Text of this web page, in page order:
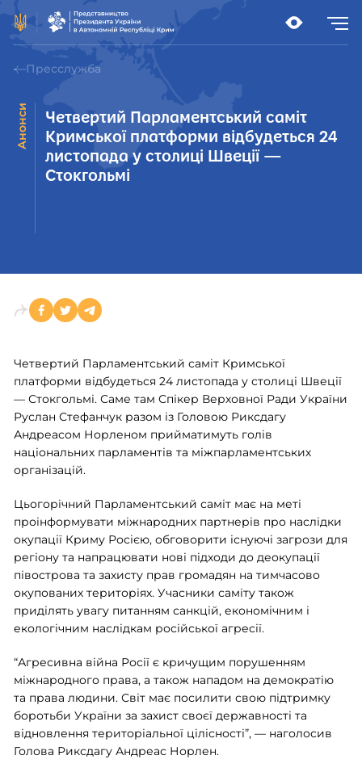
Пресслужба
Анонси
Четвертий Парламентський саміт
Кримської платформи відбудеться 24
листопада у столиці Швеції —
Стокгольмі
Четвертий Парламентський саміт Кримської
платформи відбудеться 24 листопада у столиці Швеції
— Стокгольмі. Саме там Спікер Верховної Ради України
Руслан Стефанчук разом із Головою Риксдагу
Андреасом Норленом прийматимуть голів
національних парламентів та міжпарламентських
організацій.
Цьогорічний Парламентський саміт має на меті
проінформувати міжнародних партнерів про наслідки
окупації Криму Росією, обговорити існуючі загрози для
регіону та напрацювати нові підходи до деокупації
півострова та захисту прав громадян на тимчасово
окупованих територіях. Учасники саміту також
приділять увагу питанням санкцій, економічним і
екологічним наслідкам російської агресії.
“Агресивна війна Росії є кричущим порушенням
міжнародного права, а також нападом на демократію
та права людини. Світ має посилити свою підтримку
боротьби України за захист своєї державності та
відновлення територіальної цілісності”, — наголосив
Голова Риксдагу Андреас Норлен.